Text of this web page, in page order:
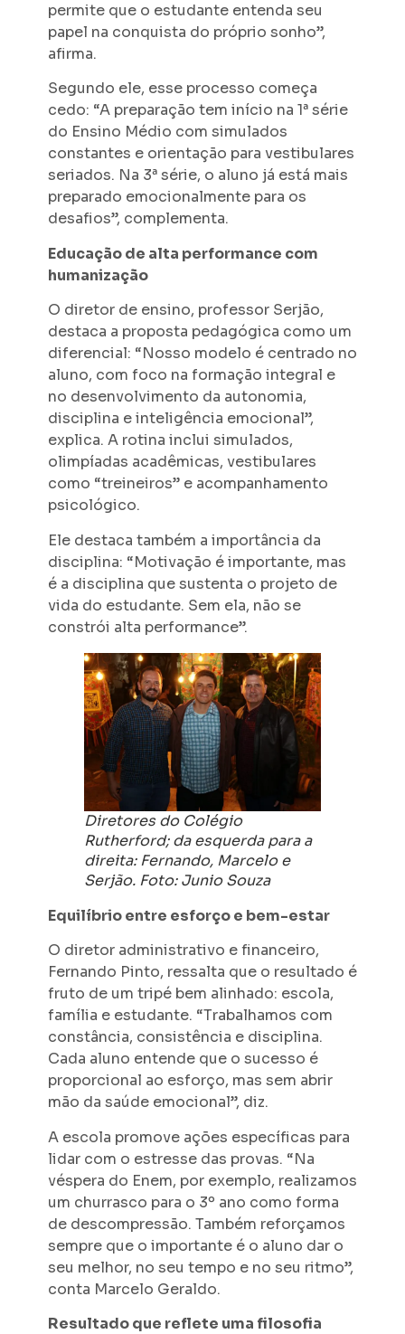
permite que o estudante entenda seu
papel na conquista do próprio sonho”,
afirma.
Segundo ele, esse processo começa
cedo: “A preparação tem início na 1ª série
do Ensino Médio com simulados
constantes e orientação para vestibulares
seriados. Na 3ª série, o aluno já está mais
preparado emocionalmente para os
desafios”, complementa.
Educação de alta performance com
humanização
O diretor de ensino, professor Serjão,
destaca a proposta pedagógica como um
diferencial: “Nosso modelo é centrado no
aluno, com foco na formação integral e
no desenvolvimento da autonomia,
disciplina e inteligência emocional”,
explica. A rotina inclui simulados,
olimpíadas acadêmicas, vestibulares
como “treineiros” e acompanhamento
psicológico.
Ele destaca também a importância da
disciplina: “Motivação é importante, mas
é a disciplina que sustenta o projeto de
vida do estudante. Sem ela, não se
constrói alta performance”.
Diretores do Colégio
Rutherford; da esquerda para a
direita: Fernando, Marcelo e
Serjão. Foto: Junio Souza
Equilíbrio entre esforço e bem-estar
O diretor administrativo e financeiro,
Fernando Pinto, ressalta que o resultado é
fruto de um tripé bem alinhado: escola,
família e estudante. “Trabalhamos com
constância, consistência e disciplina.
Cada aluno entende que o sucesso é
proporcional ao esforço, mas sem abrir
mão da saúde emocional”, diz.
A escola promove ações específicas para
lidar com o estresse das provas. “Na
véspera do Enem, por exemplo, realizamos
um churrasco para o 3º ano como forma
de descompressão. Também reforçamos
sempre que o importante é o aluno dar o
seu melhor, no seu tempo e no seu ritmo”,
conta Marcelo Geraldo.
Resultado que reflete uma filosofia